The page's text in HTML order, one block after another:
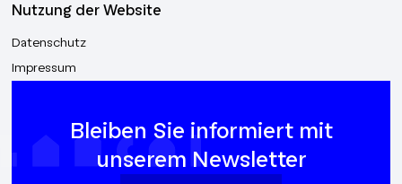
Nutzung der Website
Datenschutz
Impressum
Bleiben Sie informiert mit
unserem Newsletter